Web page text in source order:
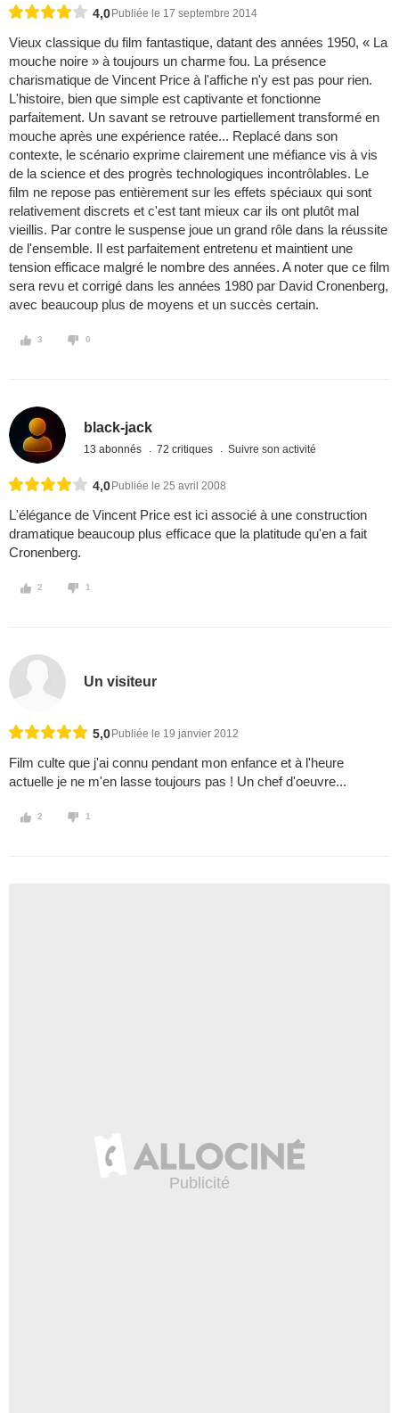
4,0 Publiée le 17 septembre 2014
Vieux classique du film fantastique, datant des années 1950, « La
mouche noire » à toujours un charme fou. La présence
charismatique de Vincent Price à l'affiche n'y est pas pour rien.
L'histoire, bien que simple est captivante et fonctionne
parfaitement. Un savant se retrouve partiellement transformé en
mouche après une expérience ratée... Replacé dans son
contexte, le scénario exprime clairement une méfiance vis à vis
de la science et des progrès technologiques incontrôlables. Le
film ne repose pas entièrement sur les effets spéciaux qui sont
relativement discrets et c'est tant mieux car ils ont plutôt mal
vieillis. Par contre le suspense joue un grand rôle dans la réussite
de l'ensemble. Il est parfaitement entretenu et maintient une
tension efficace malgré le nombre des années. A noter que ce film
sera revu et corrigé dans les années 1980 par David Cronenberg,
avec beaucoup plus de moyens et un succès certain.
3 0
black-jack
13 abonnés 72 critiques Suivre son activité
4,0 Publiée le 25 avril 2008
L'élégance de Vincent Price est ici associé à une construction
dramatique beaucoup plus efficace que la platitude qu'en a fait
Cronenberg.
2 1
Un visiteur
5,0 Publiée le 19 janvier 2012
Film culte que j'ai connu pendant mon enfance et à l'heure
actuelle je ne m'en lasse toujours pas ! Un chef d'oeuvre...
2 1